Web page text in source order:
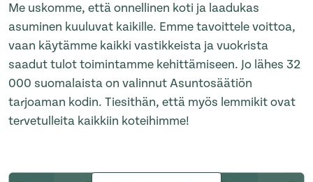
Me uskomme, että onnellinen koti ja laadukas
asuminen kuuluvat kaikille. Emme tavoittele voittoa,
vaan käytämme kaikki vastikkeista ja vuokrista
saadut tulot toimintamme kehittämiseen. Jo lähes 32
000 suomalaista on valinnut Asuntosäätiön
tarjoaman kodin. Tiesithän, että myös lemmikit ovat
tervetulleita kaikkiin koteihimme!